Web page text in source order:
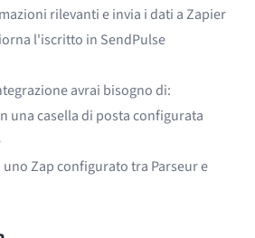
rilevanti e invia i dati a Zapier
l'iscritto in SendPulse
avrai bisogno di:
una casella di posta configurata
uno Zap configurato tra Parseur e